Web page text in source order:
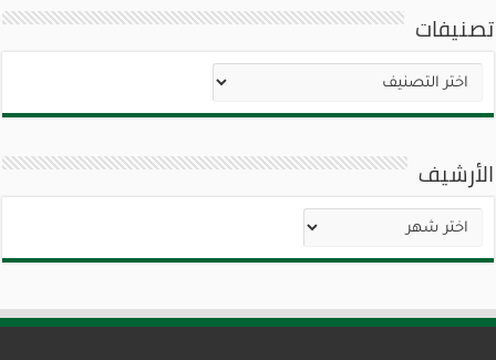
تصنيفات
تصنيفات
الأرشيف
الأرشيف